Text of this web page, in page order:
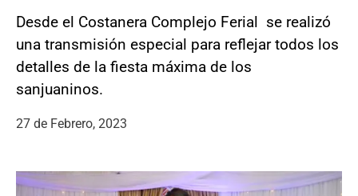
Desde el Costanera Complejo Ferial se realizó
una transmisión especial para reflejar todos los
detalles de la fiesta máxima de los
sanjuaninos.
27 de Febrero, 2023